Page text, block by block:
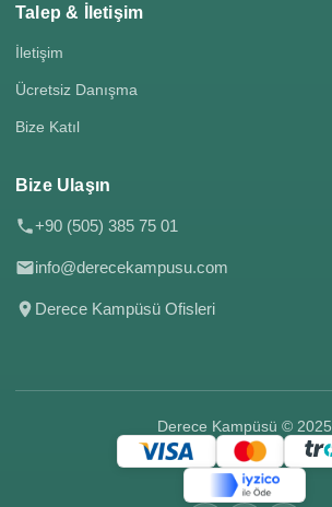
Talep & İletişim
İletişim
Ücretsiz Danışma
Bize Katıl
Bize Ulaşın
+90 (505) 385 75 01
info@derecekampusu.com
Derece Kampüsü Ofisleri
Derece Kampüsü © 2025